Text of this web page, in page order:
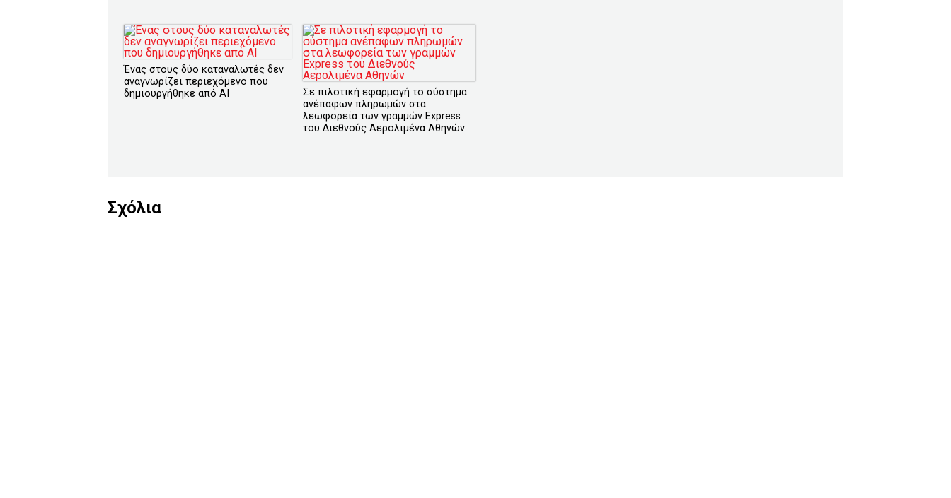
Ένας στους δύο καταναλωτές δεν
αναγνωρίζει περιεχόμενο που
δημιουργήθηκε από AΙ
Σε πιλοτική εφαρμογή το σύστημα
ανέπαφων πληρωμών στα
λεωφορεία των γραμμών Express
του Διεθνούς Αερολιμένα Αθηνών
Σχόλια